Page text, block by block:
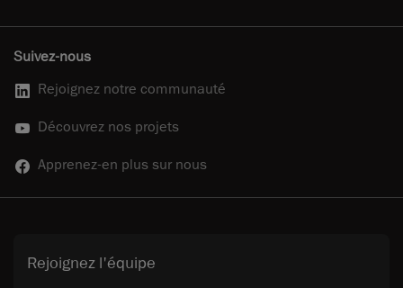
Suivez-nous
Rejoignez notre communauté
Découvrez nos projets
Apprenez-en plus sur nous
Rejoignez l'équipe